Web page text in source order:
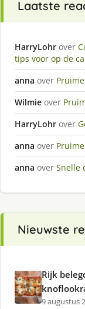
Laatste
HarryLohr over
tips voor op de
anna over
Wilmie over
HarryLohr over
anna over
anna over Snelle
Nieuwste
Rijk
9 augustus